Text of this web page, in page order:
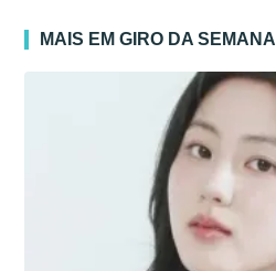
MAIS EM GIRO DA SEMANA